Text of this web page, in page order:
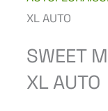
XL AUTO
SWEET
XL AUTO